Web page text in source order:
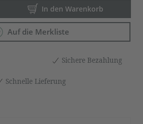
Produkt Anzahl: Gib den
In den Warenkorb
Auf die Merkliste
Sichere Bezahlung
Schnelle Lieferung